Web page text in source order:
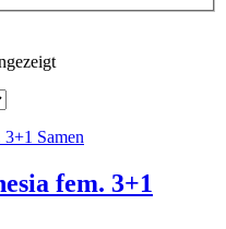
fem. 3+1